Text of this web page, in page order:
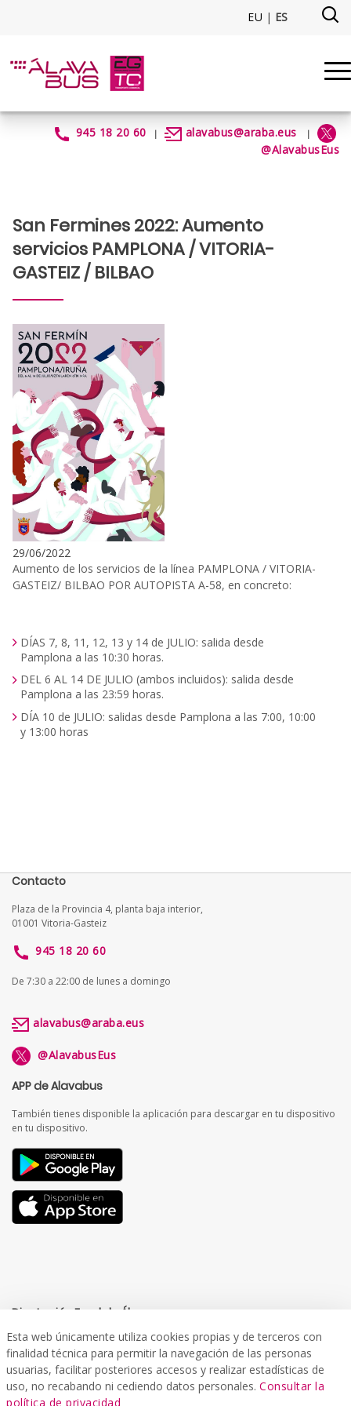
EU | ES
San Fermines 2022: Aumento
945 18 20 60 | alavabus@araba.eus |
@AlavabusEus
San Fermines 2022: Aumento
servicios PAMPLONA / VITORIA-
GASTEIZ / BILBAO
29/06/2022
Aumento de los servicios de la línea PAMPLONA / VITORIA-
GASTEIZ/ BILBAO POR AUTOPISTA A-58, en concreto:
DÍAS 7, 8, 11, 12, 13 y 14 de JULIO: salida desde
Pamplona a las 10:30 horas.
DEL 6 AL 14 DE JULIO (ambos incluidos): salida desde
Pamplona a las 23:59 horas.
DÍA 10 de JULIO: salidas desde Pamplona a las 7:00, 10:00
y 13:00 horas
Contacto
Plaza de la Provincia 4, planta baja interior,
01001 Vitoria-Gasteiz
945 18 20 60
De 7:30 a 22:00 de lunes a domingo
alavabus@araba.eus
@AlavabusEus
APP de Alavabus
También tienes disponible la aplicación para descargar en tu dispositivo
en tu dispositivo.
Diputación Foral de Álava
Departamento de Infraestructuras Viarias y Movilidad
Esta web únicamente utiliza cookies propias y de terceros con
finalidad técnica para permitir la navegación de las personas
usuarias, facilitar posteriores accesos y realizar estadísticas de
uso, no recabando ni cediendo datos personales. Consultar la
política de privacidad